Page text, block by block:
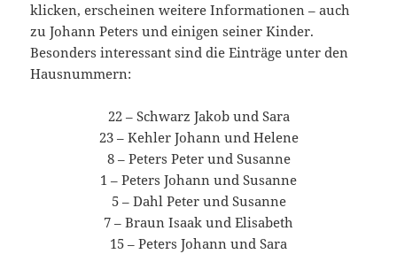
klicken, erscheinen weitere Informationen – auch
zu Johann Peters und einigen seiner Kinder.
Besonders interessant sind die Einträge unter den
Hausnummern:
22 – Schwarz Jakob und Sara
23 – Kehler Johann und Helene
8 – Peters Peter und Susanne
1 – Peters Johann und Susanne
5 – Dahl Peter und Susanne
7 – Braun Isaak und Elisabeth
15 – Peters Johann und Sara